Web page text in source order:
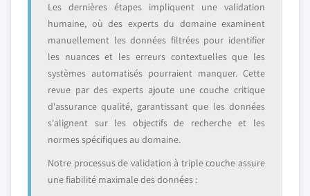
Les dernières étapes impliquent une validation
humaine, où des experts du domaine examinent
manuellement les données filtrées pour identifier
les nuances et les erreurs contextuelles que les
systèmes automatisés pourraient manquer. Cette
revue par des experts ajoute une couche critique
d'assurance qualité, garantissant que les données
s'alignent sur les objectifs de recherche et les
normes spécifiques au domaine.
Notre processus de validation à triple couche assure
une fiabilité maximale des données :